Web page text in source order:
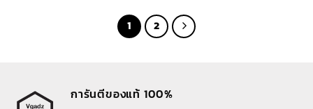
1 2
การันตีของแท้ 100%